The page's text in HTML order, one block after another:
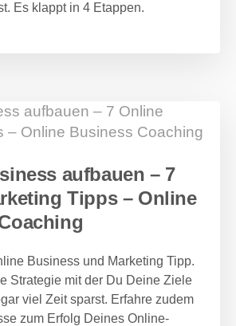
Es klappt in 4 Etappen.
aufbauen – 7
Tipps – Online
Business und Marketing Tipp.
Strategie mit der Du Deine Ziele
viel Zeit sparst. Erfahre zudem
zum Erfolg Deines Online-